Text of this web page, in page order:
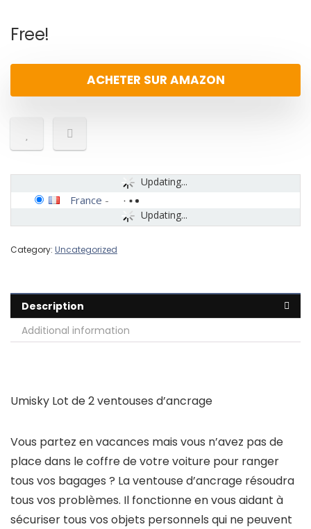
Free!
ACHETER SUR AMAZON
Updating...
Updating...
France -
Category: Uncategorized
Description
Additional information
Umisky Lot de 2 ventouses d’ancrage
Vous partez en vacances mais vous n’avez pas de
place dans le coffre de votre voiture pour ranger
tous vos bagages ? La ventouse d’ancrage résoudra
tous vos problèmes. Il fonctionne en vous aidant à
sécuriser tous vos objets personnels qui ne peuvent